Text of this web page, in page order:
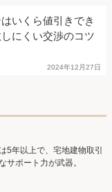
いくら値引きでき
にくい交渉のコツ
2024年12月27日
5年以上で、宅地建物取引
サポート力が武器。